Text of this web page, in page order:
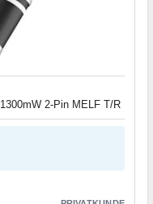
2-Pin MELF T/R